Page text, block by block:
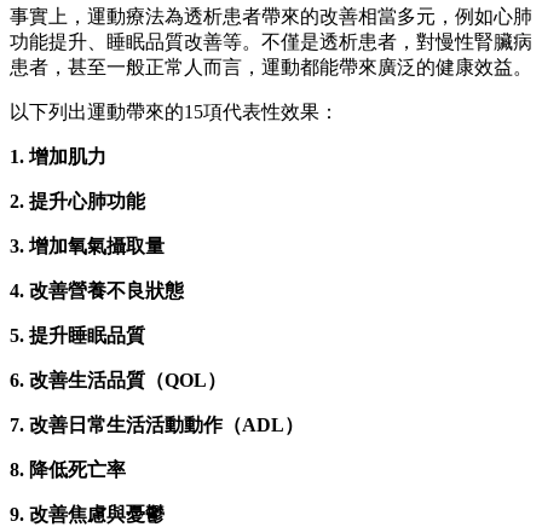
事實上，運動療法為透析患者帶來的改善相當多元，例如心肺
功能提升、睡眠品質改善等。不僅是透析患者，對慢性腎臟病
患者，甚至一般正常人而言，運動都能帶來廣泛的健康效益。
以下列出運動帶來的15項代表性效果：
1. 增加肌力
2. 提升心肺功能
3. 增加氧氣攝取量
4. 改善營養不良狀態
5. 提升睡眠品質
6. 改善生活品質（QOL）
7. 改善日常生活活動動作（ADL）
8. 降低死亡率
9. 改善焦慮與憂鬱